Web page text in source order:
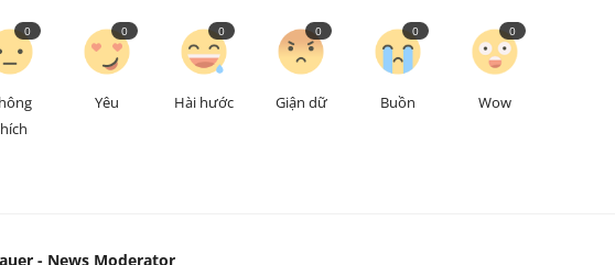
0
Yêu
0
Hài hước
0
Giận dữ
0
Buồn
0
Wow
0
- News Moderator